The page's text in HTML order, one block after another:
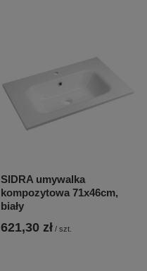
SIDRA umywalka
kompozytowa 71x46cm,
biały
621,30 zł / szt.